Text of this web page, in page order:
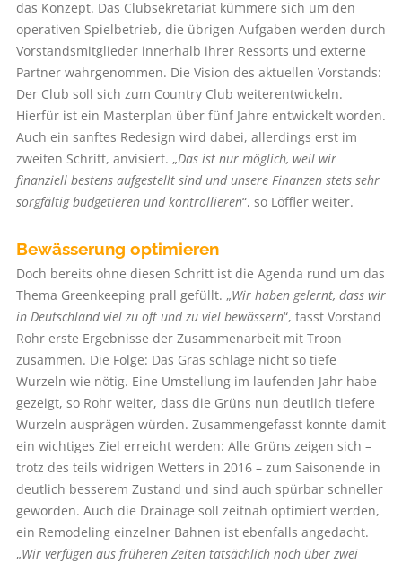
das Konzept. Das Clubsekretariat kümmere sich um den
operativen Spielbetrieb, die übrigen Aufgaben werden durch
Vorstandsmitglieder innerhalb ihrer Ressorts und externe
Partner wahrgenommen. Die Vision des aktuellen Vorstands:
Der Club soll sich zum Country Club weiterentwickeln.
Hierfür ist ein Masterplan über fünf Jahre entwickelt worden.
Auch ein sanftes Redesign wird dabei, allerdings erst im
zweiten Schritt, anvisiert. „Das ist nur möglich, weil wir
finanziell bestens aufgestellt sind und unsere Finanzen stets sehr
sorgfältig budgetieren und kontrollieren“, so Löffler weiter.
Bewässerung optimieren
Doch bereits ohne diesen Schritt ist die Agenda rund um das
Thema Greenkeeping prall gefüllt. „Wir haben gelernt, dass wir
in Deutschland viel zu oft und zu viel bewässern“, fasst Vorstand
Rohr erste Ergebnisse der Zusammenarbeit mit Troon
zusammen. Die Folge: Das Gras schlage nicht so tiefe
Wurzeln wie nötig. Eine Umstellung im laufenden Jahr habe
gezeigt, so Rohr weiter, dass die Grüns nun deutlich tiefere
Wurzeln ausprägen würden. Zusammengefasst konnte damit
ein wichtiges Ziel erreicht werden: Alle Grüns zeigen sich –
trotz des teils widrigen Wetters in 2016 – zum Saisonende in
deutlich besserem Zustand und sind auch spürbar schneller
geworden. Auch die Drainage soll zeitnah optimiert werden,
ein Remodeling einzelner Bahnen ist ebenfalls angedacht.
„Wir verfügen aus früheren Zeiten tatsächlich noch über zwei